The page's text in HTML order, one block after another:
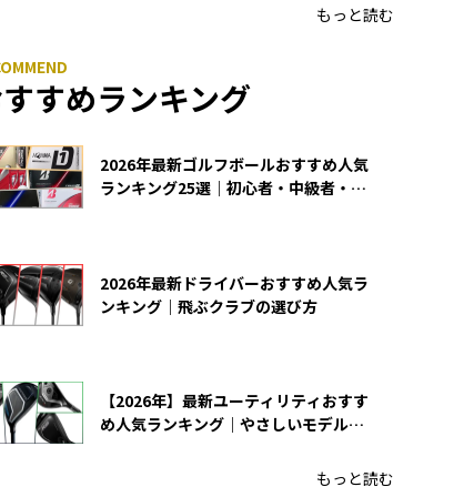
もっと読む
すめランキング
2026年最新ゴルフボールおすすめ人気
ランキング25選｜初心者・中級者・上
2026年最新ドライバーおすすめ人気ラ
ンキング｜飛ぶクラブの選び方
【2026年】最新ユーティリティおすす
め人気ランキング｜やさしいモデルの
もっと読む